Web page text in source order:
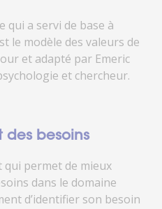
qui a servi de base à
le modèle des valeurs de
et adapté par Emeric
et chercheur.
des besoins
permet de mieux
dans le domaine
d’identifier son besoin